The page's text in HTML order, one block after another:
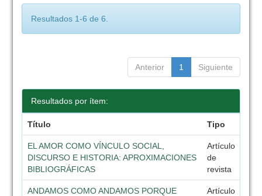
Resultados 1-6 de 6.
Anterior 1 Siguiente
Resultados por ítem:
Título Tipo
EL AMOR COMO VÍNCULO SOCIAL,
DISCURSO E HISTORIA: APROXIMACIONES
BIBLIOGRÁFICAS
Artículo
de
revista
ANDAMOS COMO ANDAMOS PORQUE
Artículo